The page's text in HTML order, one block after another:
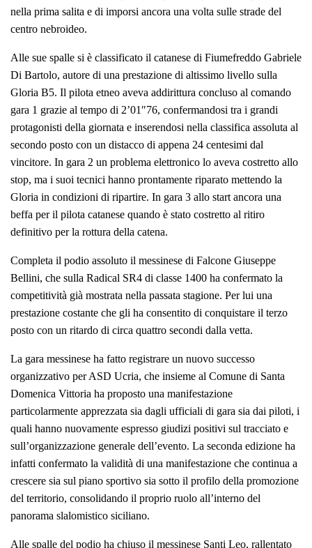
nella prima salita e di imporsi ancora una volta sulle strade del
centro nebroideo.
Alle sue spalle si è classificato il catanese di Fiumefreddo Gabriele
Di Bartolo, autore di una prestazione di altissimo livello sulla
Gloria B5. Il pilota etneo aveva addirittura concluso al comando
gara 1 grazie al tempo di 2’01″76, confermandosi tra i grandi
protagonisti della giornata e inserendosi nella classifica assoluta al
secondo posto con un distacco di appena 24 centesimi dal
vincitore. In gara 2 un problema elettronico lo aveva costretto allo
stop, ma i suoi tecnici hanno prontamente riparato mettendo la
Gloria in condizioni di ripartire. In gara 3 allo start ancora una
beffa per il pilota catanese quando è stato costretto al ritiro
definitivo per la rottura della catena.
Completa il podio assoluto il messinese di Falcone Giuseppe
Bellini, che sulla Radical SR4 di classe 1400 ha confermato la
competitività già mostrata nella passata stagione. Per lui una
prestazione costante che gli ha consentito di conquistare il terzo
posto con un ritardo di circa quattro secondi dalla vetta.
La gara messinese ha fatto registrare un nuovo successo
organizzativo per ASD Ucria, che insieme al Comune di Santa
Domenica Vittoria ha proposto una manifestazione
particolarmente apprezzata sia dagli ufficiali di gara sia dai piloti, i
quali hanno nuovamente espresso giudizi positivi sul tracciato e
sull’organizzazione generale dell’evento. La seconda edizione ha
infatti confermato la validità di una manifestazione che continua a
crescere sia sul piano sportivo sia sotto il profilo della promozione
del territorio, consolidando il proprio ruolo all’interno del
panorama slalomistico siciliano.
Alle spalle del podio ha chiuso il messinese Santi Leo, rallentato